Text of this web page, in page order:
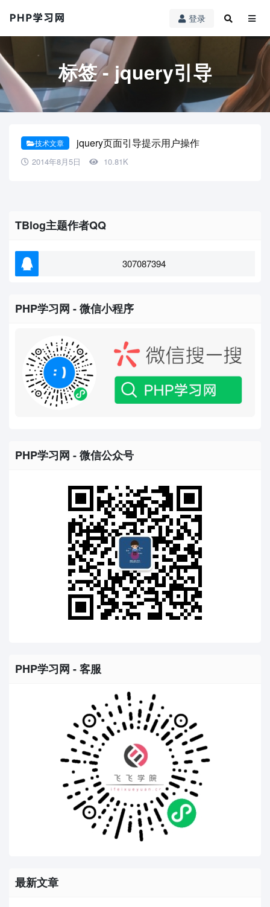
登录
标签 - jquery引导
技术文章 jquery页面引导提示用户操作
2014年8月5日 10.81K
TBlog主题作者QQ
307087394
PHP学习网 - 微信小程序
PHP学习网 - 微信公众号
PHP学习网 - 客服
最新文章